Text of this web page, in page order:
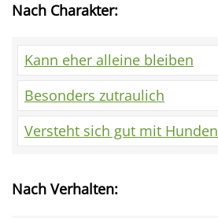
Nach Charakter:
Kann eher alleine bleiben
Besonders zutraulich
Versteht sich gut mit Hunden
Nach Verhalten: